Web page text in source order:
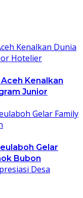
Kenalkan
Junior
Gelar
Bubon